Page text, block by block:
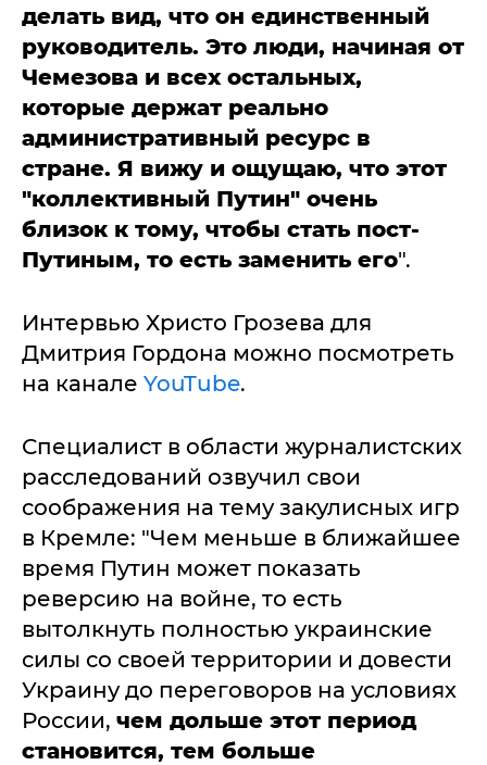
делать вид, что он единственный
руководитель. Это люди, начиная от
Чемезова и всех остальных,
которые держат реально
административный ресурс в
стране. Я вижу и ощущаю, что этот
"коллективный Путин" очень
близок к тому, чтобы стать пост-
Путиным, то есть заменить его".
Интервью Христо Грозева для
Дмитрия Гордона можно посмотреть
на канале YouTube.
Специалист в области журналистских
расследований озвучил свои
соображения на тему закулисных игр
в Кремле: "Чем меньше в ближайшее
время Путин может показать
реверсию на войне, то есть
вытолкнуть полностью украинские
силы со своей территории и довести
Украину до переговоров на условиях
России, чем дольше этот период
становится, тем больше